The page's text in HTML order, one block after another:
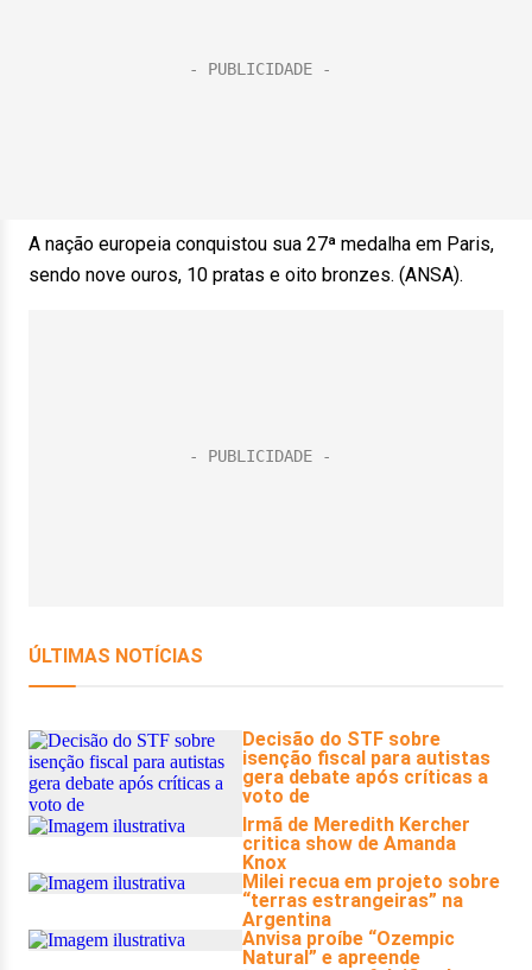
A nação europeia conquistou sua 27ª medalha em Paris,
sendo nove ouros, 10 pratas e oito bronzes. (ANSA).